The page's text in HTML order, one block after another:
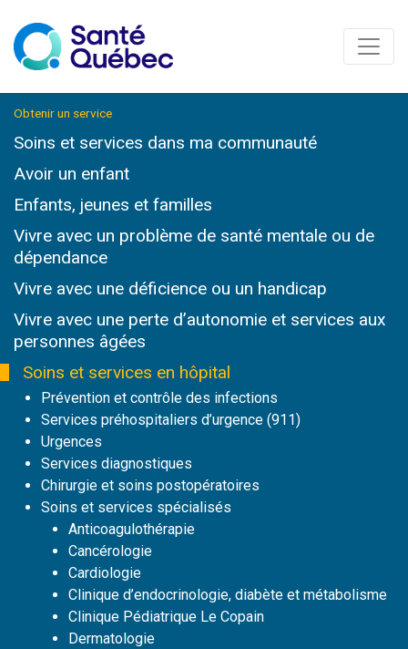
Obtenir un service
Soins et services dans ma communauté
Avoir un enfant
Enfants, jeunes et familles
Vivre avec un problème de santé mentale ou de
dépendance
Vivre avec une déficience ou un handicap
Vivre avec une perte d’autonomie et services aux
personnes âgées
Soins et services en hôpital
Prévention et contrôle des infections
Services préhospitaliers d’urgence (911)
Urgences
Services diagnostiques
Chirurgie et soins postopératoires
Soins et services spécialisés
Anticoagulothérapie
Cancérologie
Cardiologie
Clinique d’endocrinologie, diabète et métabolisme
Clinique Pédiatrique Le Copain
Dermatologie